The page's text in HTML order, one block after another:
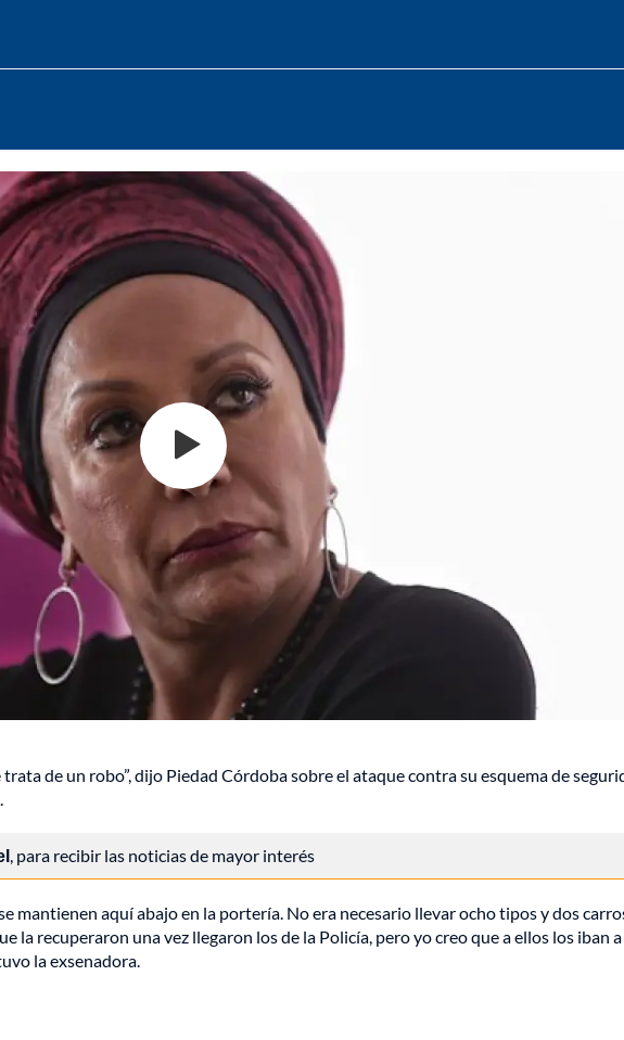
de un robo”, dijo Piedad Córdoba sobre el ataque contra su esquema de
, para recibir las noticias de mayor interés
mantienen aquí abajo en la portería. No era necesario llevar ocho tipos y dos
la recuperaron una vez llegaron los de la Policía, pero yo creo que a ellos los iban
la exsenadora.